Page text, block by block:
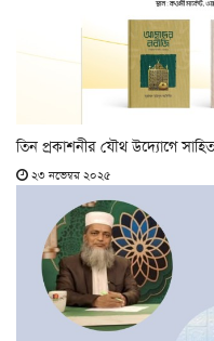
তিন প্রকাশনীর যৌথ উদ্যোগে
২৩ নভেম্বর ২০২৫